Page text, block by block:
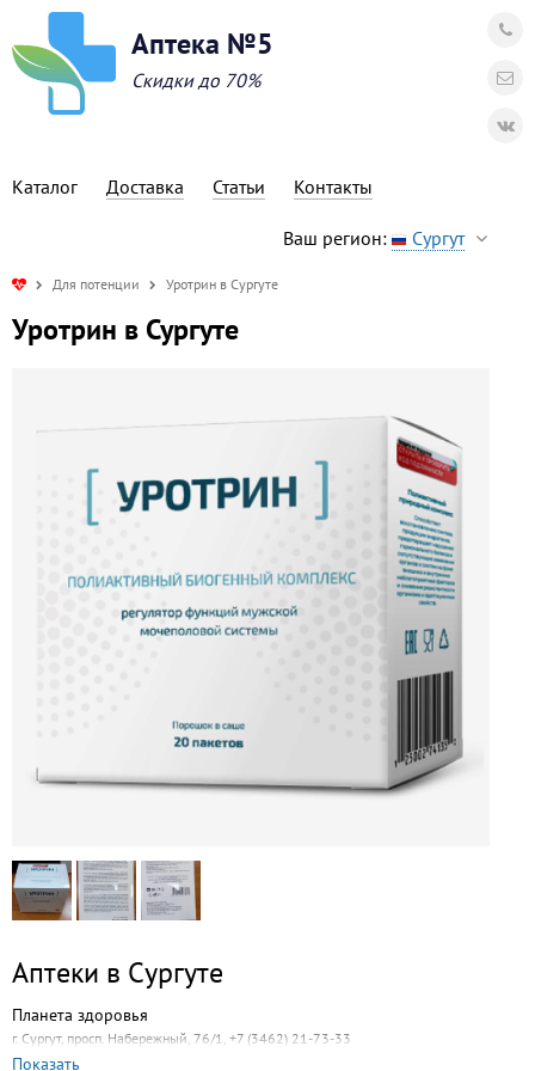
Аптека №5
Скидки до 70%
Каталог Доставка Статьи Контакты
Ваш регион: Сургут
Для потенции Уротрин в Сургуте
Уротрин в Сургуте
Аптеки в Сургуте
Планета здоровья
г. Сургут, просп. Набережный, 76/1, +7 (3462) 21-73-33
Показать